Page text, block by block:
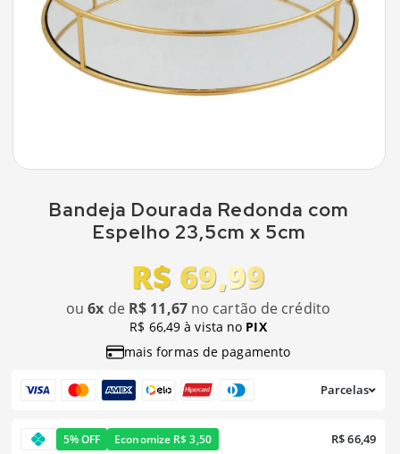
Bandeja Dourada Redonda com
Espelho 23,5cm x 5cm
R$ 69,99
ou6x de R$ 11,67no cartão de crédito
R$ 66,49 à vista no PIX
mais formas de pagamento
Parcelas
5% OFF Economize R$ 3,50 R$ 66,49